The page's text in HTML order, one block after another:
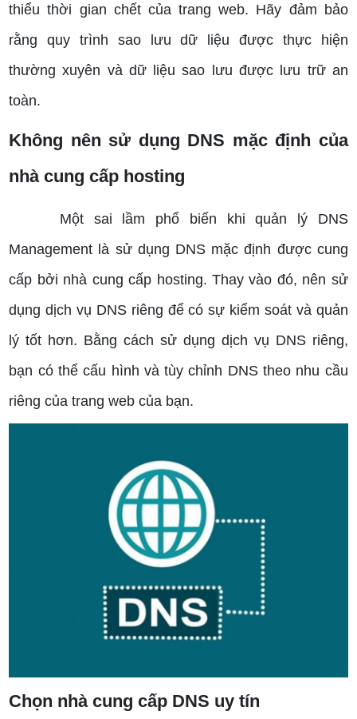
thiểu thời gian chết của trang web. Hãy đảm bảo
rằng quy trình sao lưu dữ liệu được thực hiện
thường xuyên và dữ liệu sao lưu được lưu trữ an
toàn.
Không nên sử dụng DNS mặc định của
nhà cung cấp hosting
Một sai lầm phổ biến khi quản lý DNS
Management là sử dụng DNS mặc định được cung
cấp bởi nhà cung cấp hosting. Thay vào đó, nên sử
dụng dịch vụ DNS riêng để có sự kiểm soát và quản
lý tốt hơn. Bằng cách sử dụng dịch vụ DNS riêng,
bạn có thể cấu hình và tùy chỉnh DNS theo nhu cầu
riêng của trang web của bạn.
Chọn nhà cung cấp DNS uy tín